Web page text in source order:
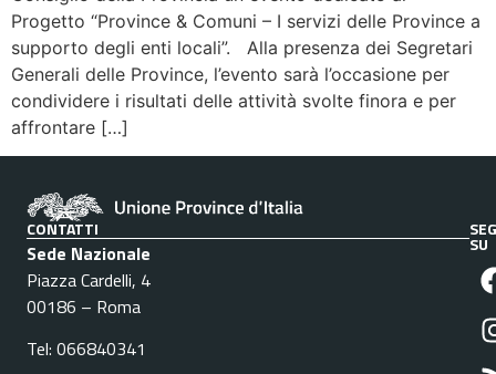
Progetto “Province & Comuni – I servizi delle Province a
supporto degli enti locali”. Alla presenza dei Segretari
Generali delle Province, l’evento sarà l’occasione per
condividere i risultati delle attività svolte finora e per
affrontare […]
CONTATTI
Sede Nazionale
Piazza Cardelli, 4
00186 – Roma
Tel: 066840341
SU